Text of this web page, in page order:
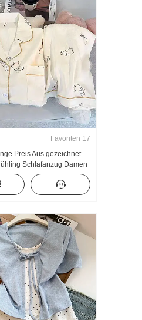
Favoriten 17
Preis Aus gezeichnet
Schlafanzug Damen
Baumwolle Langarm
Home Service
Übertragung Hoch